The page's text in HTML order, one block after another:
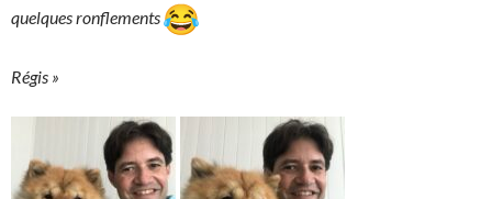
quelques ronflements
Régis »